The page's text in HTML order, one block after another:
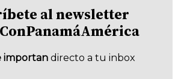
al newsletter
importan directo a tu inbox